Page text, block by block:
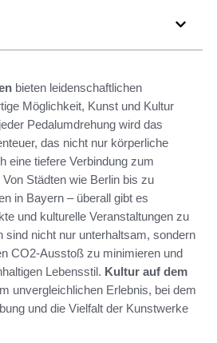
bieten leidenschaftlichen
Möglichkeit, Kunst und Kultur
Pedalumdrehung wird das
das nicht nur körperliche
eine tiefere Verbindung zum
Städten wie Berlin bis zu
in Bayern – überall gibt es
und kulturelle Veranstaltungen zu
sind nicht nur unterhaltsam, sondern
CO2-Ausstoß zu minimieren und
Lebensstil. Kultur auf dem
unvergleichlichen Erlebnis, bei dem
und die Vielfalt der Kunstwerke